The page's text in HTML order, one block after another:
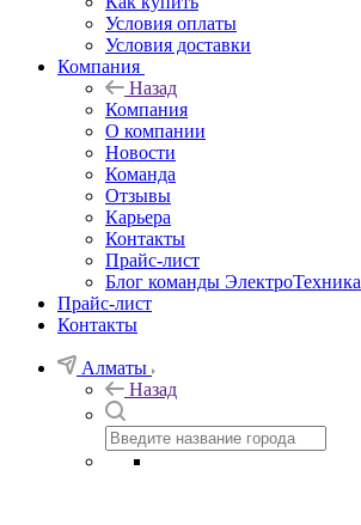
Условия оплаты
Условия доставки
Компания
Назад
Компания
О компании
Новости
Команда
Отзывы
Карьера
Контакты
Прайс-лист
Блог команды ЭлектроТехника
Прайс-лист
Контакты
Алматы
Назад